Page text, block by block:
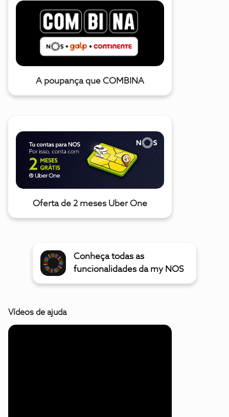
A poupança que COMBINA
Oferta de 2 meses Uber One
Conheça todas as
funcionalidades da my NOS
Vídeos de ajuda